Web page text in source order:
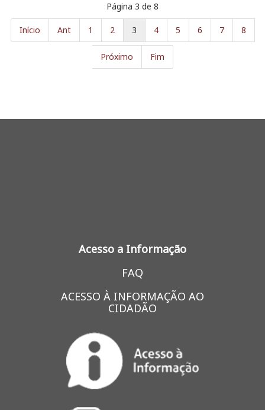
Página 3 de 8
Início Ant 1 2 3 4 5 6 7 8
Próximo Fim
Acesso a Informação
FAQ
ACESSO À INFORMAÇÃO AO
CIDADÃO